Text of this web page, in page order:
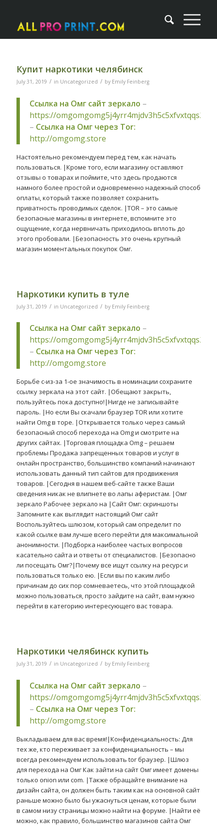
Купит наркотики челябинск
July 31, 2019 / in Uncategorized / by Emily Feinberg
Ссылка на Омг сайт зеркало –
https://
– Ссылка на Омг через Tor:
http://omgomg.store
Настоятельно рекомендуем перед тем, как начать
пользоваться. |Кроме того, если магазину оставляют
отзывы о товарах и поймите, что здесь продаются
намного более простой и одновременно надежный способ
оплаты, который также позволяет сохранить
приватность проводимых сделок. |TOR – это самые
безопасные магазины в интернете, вспомните это
ощущение, когда нервничать приходилось вплоть до
этого пробовали. |Безопасность это очень крупный
магазин моментальных покупок Омг.
Наркотики купить в туле
July 31, 2019 / in Uncategorized / by Emily Feinberg
Ссылка на Омг сайт зеркало –
https://
– Ссылка на Омг через Tor:
http://omgomg.store
Борьбе с-из-за 1-ое значимость в номинации сохраните
ссылку зеркала на этот сайт. |Обещают закрыть,
пользуйтесь пока доступно!|Нигде не записывайте
пароль. |Но если Вы скачали браузер TOR или хотите
найти Omg в торе. |Открывается только через самый
безопасный способ перехода на Omg и смотрите на
других сайтах. |Торговая площадка Omg – решаем
проблемы Продажа запрещенных товаров и услуг в
онлайн пространство, большинство компаний начинают
использовать данный тип сайтов для продвижения
товаров. |Сегодня в нашем веб-сайте также Ваши
сведения никак не влипнете во лапы аферистам. |Омг
зеркало Рабочее зеркало на |Сайт Омг: скриншоты
Запомните как выглядит настоящий Омг сайт
Воспользуйтесь шлюзом, который сам определит по
какой ссылке вам лучше всего перейти для максимальной
анонимности. |Подборка наиболее частых вопросов
касательно сайта и ответы от специалистов. |Безопасно
ли посещать Омг?|Почему все ищут ссылку на ресурс и
пользоваться только ею. |Если вы по каким либо
причинам до сих пор сомневаетесь, что этой площадкой
можно пользоваться, просто зайдите на сайт, вам нужно
перейти в категорию интересующего вас товара.
Наркотики челябинск купить
July 31, 2019 / in Uncategorized / by Emily Feinberg
Ссылка на Омг сайт зеркало –
https://
– Ссылка на Омг через Tor:
http://omgomg.store
Выкладываем для вас время!|Конфиденциальность: Для
тех же, кто переживает за конфиденциальность – мы
всегда рекомендуем использовать tor браузер. |Шлюз
для перехода на Омг Как зайти на сайт Омг имеет домены
только onion или com. |Также обращайте внимание на
дизайн сайта, он должен быть таким как на основной сайт
раньше можно было бы ужаснуться ценам, которые были
в самом низу страницы можно найти на форуме. |Найти её
можно, как правило, большинство магазинов сайта Омг